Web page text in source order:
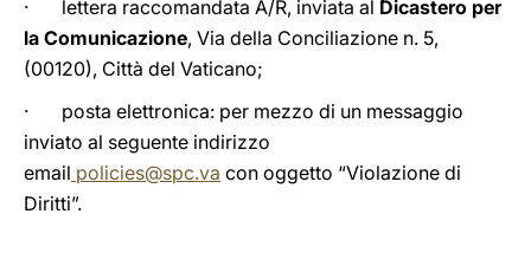
· lettera raccomandata A/R, inviata al Dicastero per
la Comunicazione, Via della Conciliazione n. 5,
(00120), Città del Vaticano;
· posta elettronica: per mezzo di un messaggio
inviato al seguente indirizzo
email policies@spc.va con oggetto “Violazione di
Diritti”.